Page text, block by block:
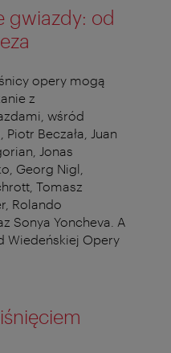
gwiazdy: od
opery mogą
z
wśród
Beczała, Juan
Jonas
Georg Nigl,
Tomasz
Rolando
Sonya Yoncheva. A
Wiedeńskiej Opery